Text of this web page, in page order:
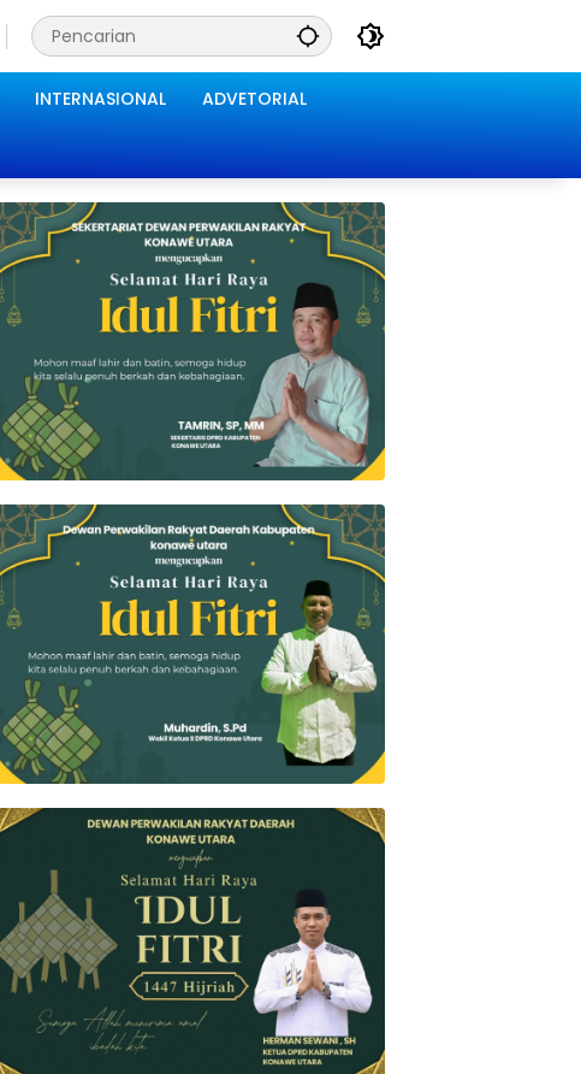
INTERNASIONAL ADVETORIAL